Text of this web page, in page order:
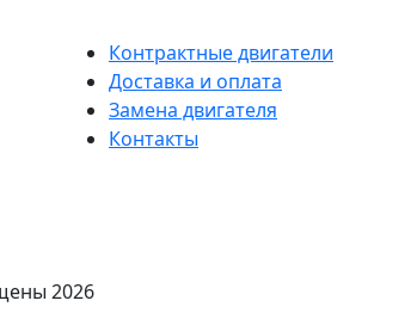
Контрактные двигатели
Доставка и оплата
Замена двигателя
Контакты
2026